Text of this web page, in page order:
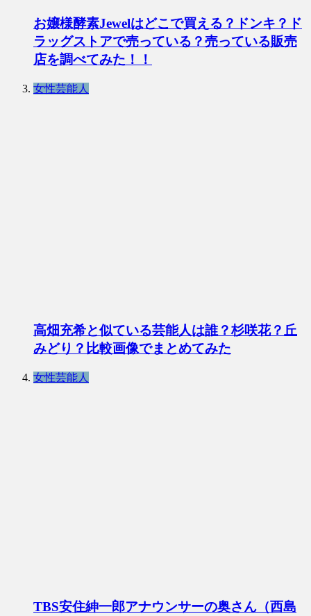
お嬢様酵素Jewelはどこで買える？ドンキ？ド
ラッグストアで売っている？売っている販売
店を調べてみた！！
女性芸能人
高畑充希と似ている芸能人は誰？杉咲花？丘
みどり？比較画像でまとめてみた
女性芸能人
TBS安住紳一郎アナウンサーの奥さん（西島